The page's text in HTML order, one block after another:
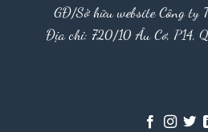
GĐ/Sở hữu website Công ty
Địa chỉ: 720/10 Âu Cơ, P14,